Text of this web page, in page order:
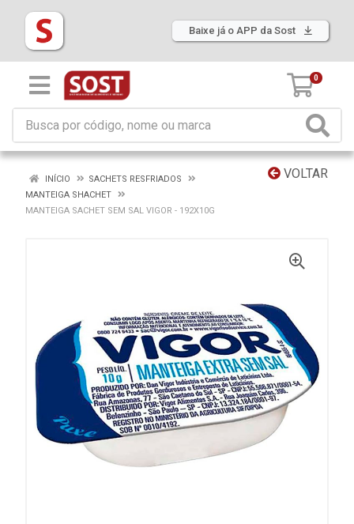
Baixe já o APP da Sost
0
VOLTAR
INÍCIO
SACHETS RESFRIADOS
MANTEIGA SHACHET
MANTEIGA SACHET SEM SAL VIGOR - 192X10G